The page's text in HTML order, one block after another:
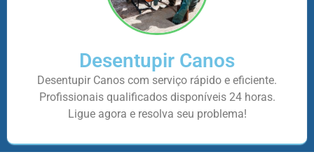
Desentupir Canos
Desentupir Canos com serviço rápido e eficiente.
Profissionais qualificados disponíveis 24 horas.
Ligue agora e resolva seu problema!